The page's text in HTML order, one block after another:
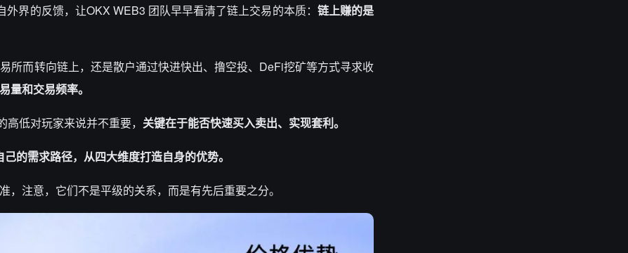
界的反馈，让OKX WEB3 团队早早看清了链上交易的本质： 链上赚的是
所而转向链上，还是散户通过快进快出、撸空投、DeFi挖矿等方式寻求收
量和交易频率。
低对玩家来说并不重要， 关键在于能否快速买入卖出、实现套利。
的需求路径，从四大维度打造自身的优势。
注意，它们不是平级的关系，而是有先后重要之分。